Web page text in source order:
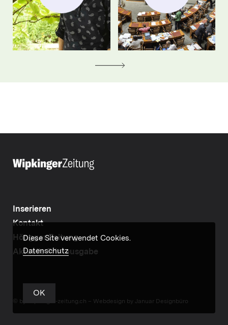
Inserieren
Kontakt
Höngger Zeitung
Aktuelle Printausgabe
© by wipkinger-zeitung.ch – Webdesign by Januar Designbüro
Diese Site verwendet Cookies.
Datenschutz
OK